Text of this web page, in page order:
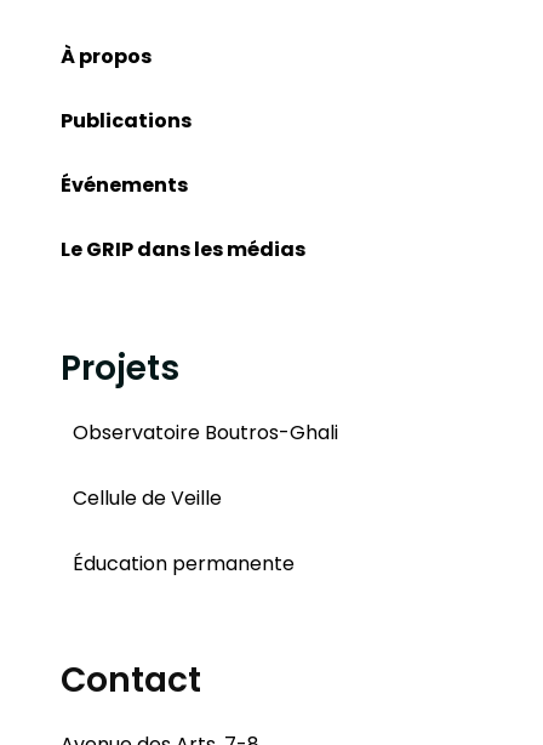
À propos
Publications
Événements
Le GRIP dans les médias
Projets
Observatoire Boutros-Ghali
Cellule de Veille
Éducation permanente
Contact